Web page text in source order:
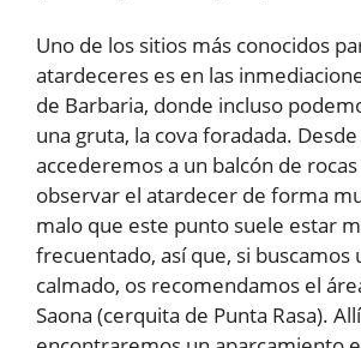
Uno de los sitios más conocidos
atardeceres es en las
de Barbaria, donde incluso
una gruta, la cova foradada.
accederemos a un balcón de
observar el atardecer de forma
malo que este punto suele estar
frecuentado, así que, si buscamos
calmado, os recomendamos el
Saona (cerquita de Punta Rasa). Allí